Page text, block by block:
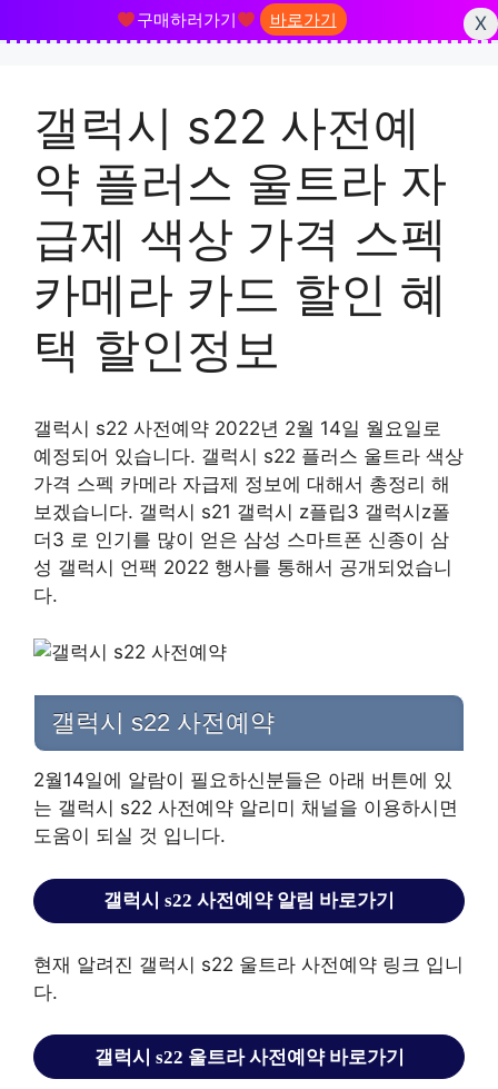
구매하러가기 바로가기
X
content갤럭시 s22 사전예
약 플러스 울트라 자
급제 색상 가격 스펙
카메라 카드 할인 혜
택 할인정보
갤럭시 s22 사전예약 2022년 2월 14일 월요일로
예정되어 있습니다. 갤럭시 s22 플러스 울트라 색상
가격 스펙 카메라 자급제 정보에 대해서 총정리 해
보겠습니다. 갤럭시 s21 갤럭시 z플립3 갤럭시z폴
더3 로 인기를 많이 얻은 삼성 스마트폰 신종이 삼
성 갤럭시 언팩 2022 행사를 통해서 공개되었습니
다.
갤럭시 s22 사전예약
2월14일에 알람이 필요하신분들은 아래 버튼에 있
는 갤럭시 s22 사전예약 알리미 채널을 이용하시면
도움이 되실 것 입니다.
갤럭시 s22 사전예약 알림 바로가기
현재 알려진 갤럭시 s22 울트라 사전예약 링크 입니
다.
갤럭시 s22 울트라 사전예약 바로가기